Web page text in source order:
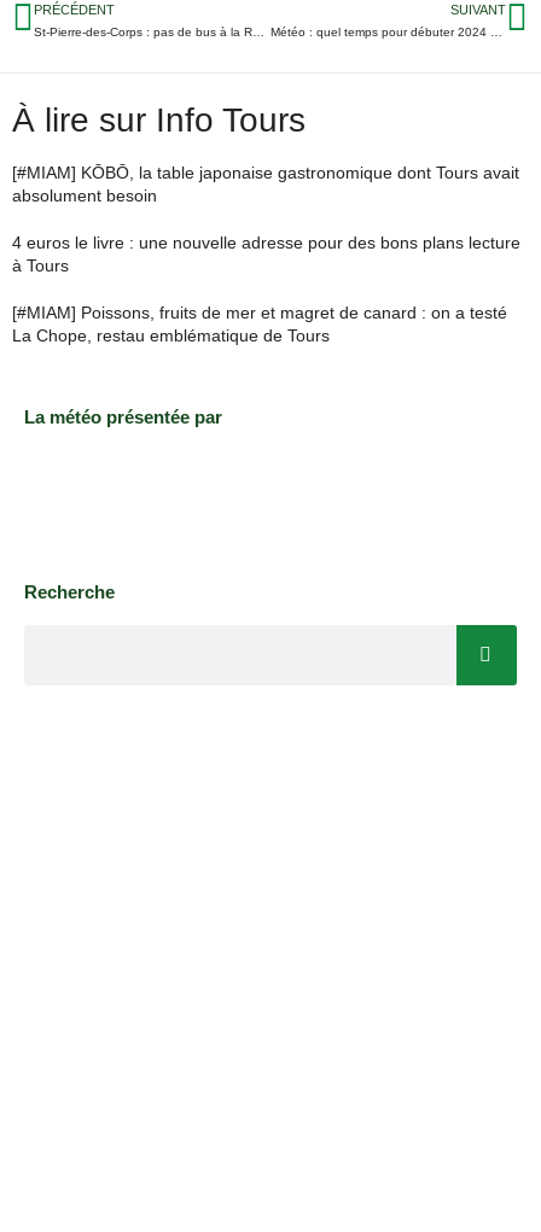
PRÉCÉDENT SUIVANT
À lire sur Info Tours
[#MIAM] KŌBŌ, la table japonaise gastronomique dont Tours avait
absolument besoin
4 euros le livre : une nouvelle adresse pour des bons plans lecture
à Tours
[#MIAM] Poissons, fruits de mer et magret de canard : on a testé
La Chope, restau emblématique de Tours
La météo présentée par
Recherche